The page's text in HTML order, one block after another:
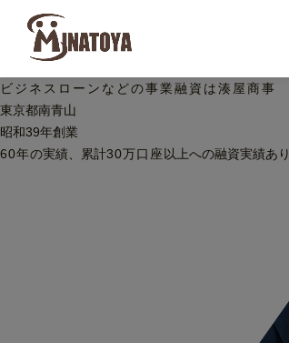
ビジネスローンなどの事業融資は湊屋商事
東京都南青山
昭和39年創業
60年の実績、累計30万口座 以上への融資実績あり